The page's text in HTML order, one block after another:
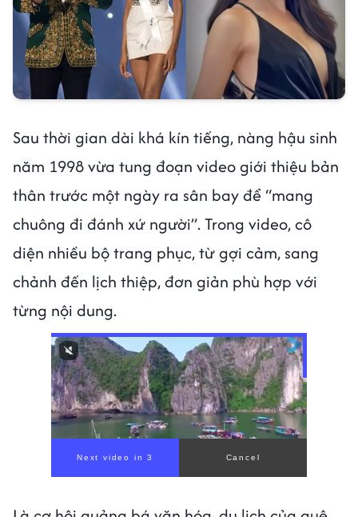
Sau thời gian dài khá kín tiếng, nàng hậu sinh
năm 1998 vừa tung đoạn video giới thiệu bản
thân trước một ngày ra sân bay để “mang
chuông đi đánh xứ người”. Trong video, cô
diện nhiều bộ trang phục, từ gợi cảm, sang
chảnh đến lịch thiệp, đơn giản phù hợp với
từng nội dung.